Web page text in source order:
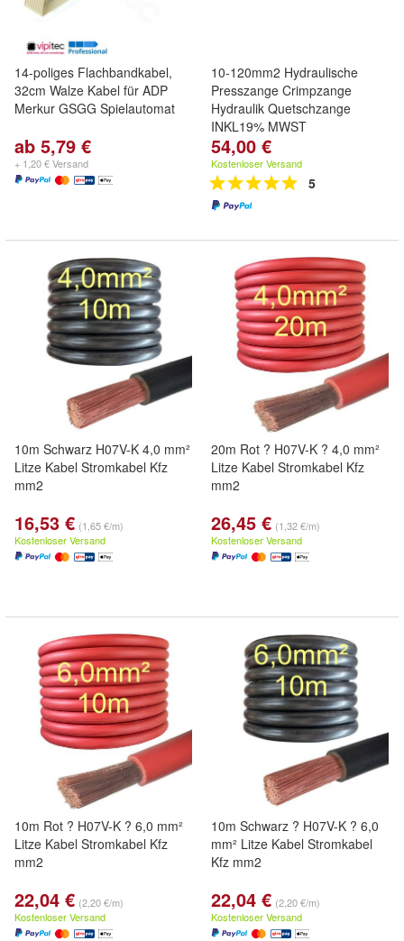
14-poliges Flachbandkabel,
32cm Walze Kabel für ADP
Merkur GSGG Spielautomat
ab 5,79 €
+ 1,20 € Versand
10-120mm2 Hydraulische
Presszange Crimpzange
Hydraulik Quetschzange
INKL19% MWST
54,00 €
Kostenloser Versand
5
10m Schwarz H07V-K 4,0 mm²
Litze Kabel Stromkabel Kfz
mm2
16,53 € (1,65 €/m)
Kostenloser Versand
20m Rot ? H07V-K ? 4,0 mm²
Litze Kabel Stromkabel Kfz
mm2
26,45 € (1,32 €/m)
Kostenloser Versand
10m Rot ? H07V-K ? 6,0 mm²
Litze Kabel Stromkabel Kfz
mm2
22,04 € (2,20 €/m)
Kostenloser Versand
10m Schwarz ? H07V-K ? 6,0
mm² Litze Kabel Stromkabel
Kfz mm2
22,04 € (2,20 €/m)
Kostenloser Versand